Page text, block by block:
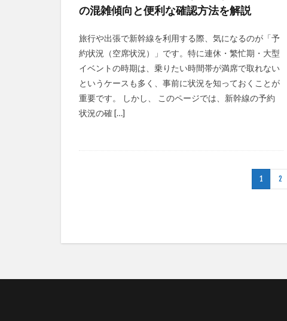
の混雑傾向と便利な確認方法を解説
旅行や出張で新幹線を利用する際、気になるのが「予
約状況（空席状況）」です。特に連休・繁忙期・大型
イベントの時期は、乗りたい時間帯が満席で取れない
というケースも多く、事前に状況を知っておくことが
重要です。 しかし、 このページでは、新幹線の予約
状況の確 […]
1 2